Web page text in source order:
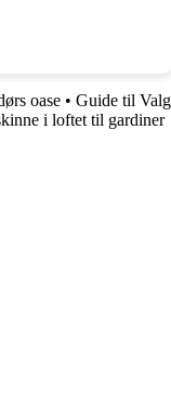
oase • Guide til Valg
i loftet til gardiner